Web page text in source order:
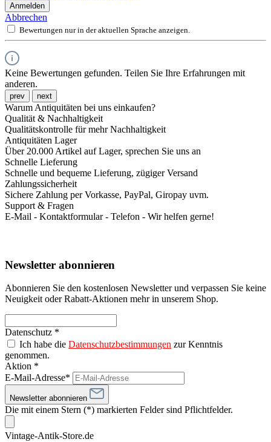
Anmelden
Abbrechen
Bewertungen nur in der aktuellen Sprache anzeigen.
Keine Bewertungen gefunden. Teilen Sie Ihre Erfahrungen mit
anderen.
prev next
Warum Antiquitäten bei uns einkaufen?
Qualität & Nachhaltigkeit
Qualitätskontrolle für mehr Nachhaltigkeit
Antiquitäten Lager
Über 20.000 Artikel auf Lager, sprechen Sie uns an
Schnelle Lieferung
Schnelle und bequeme Lieferung, zügiger Versand
Zahlungssicherheit
Sichere Zahlung per Vorkasse, PayPal, Giropay uvm.
Support & Fragen
E-Mail - Kontaktformular - Telefon - Wir helfen gerne!
Newsletter abonnieren
Abonnieren Sie den kostenlosen Newsletter und verpassen Sie keine
Neuigkeit oder Rabatt-Aktionen mehr in unserem Shop.
Datenschutz *
Ich habe die Datenschutzbestimmungen zur Kenntnis
genommen.
Aktion *
E-Mail-Adresse*
Newsletter abonnieren
Die mit einem Stern (*) markierten Felder sind Pflichtfelder.
Vintage-Antik-Store.de